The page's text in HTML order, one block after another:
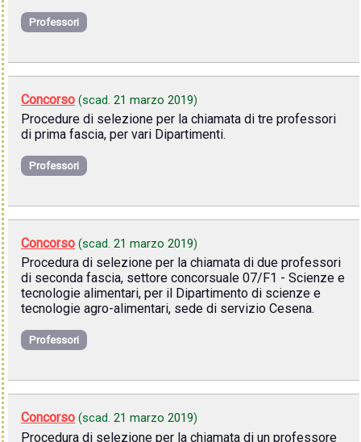
Professori
Concorso (scad. 21 marzo 2019)
Procedure di selezione per la chiamata di tre professori
di prima fascia, per vari Dipartimenti.
Professori
Concorso (scad. 21 marzo 2019)
Procedura di selezione per la chiamata di due professori
di seconda fascia, settore concorsuale 07/F1 - Scienze e
tecnologie alimentari, per il Dipartimento di scienze e
tecnologie agro-alimentari, sede di servizio Cesena.
Professori
Concorso (scad. 21 marzo 2019)
Procedura di selezione per la chiamata di un professore